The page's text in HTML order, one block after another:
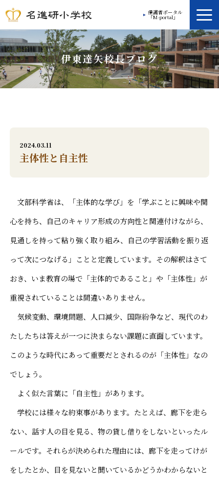
保護者ポータル
「M-portal」
学校案内
教育方針
学校生活
入学案内
よくあるご質問
アクセス
採用情報
寄付金について
同窓会サイト
保護者ポータル「M-portal」
プライバシーポリシー
反社会勢力に対する基本方針
財務諸表
伊東達矢校長ブログ
2024.03.11
主体性と自主性
文部科学省は、「主体的な学び」を「学ぶことに興味や関
心を持ち、自己のキャリア形成の方向性と関連付けながら、
見通しを持って粘り強く取り組み、自己の学習活動を振り返
って次につなげる」ことと定義しています。その解釈はさて
おき、いま教育の場で「主体的であること」や「主体性」が
重視されていることは間違いありません。
気候変動、環境問題、人口減少、国際紛争など、現代のわ
たしたちは答えが一つに決まらない課題に直面しています。
このような時代にあって重要だとされるのが「主体性」なの
でしょう。
よく似た言葉に「自主性」があります。
学校には様々な約束事があります。たとえば、廊下を走ら
ない、話す人の目を見る、物の貸し借りをしないといったル
ールです。それらが決められた理由には、廊下を走ってけが
をしたとか、目を見ないと聞いているかどうかわからないと